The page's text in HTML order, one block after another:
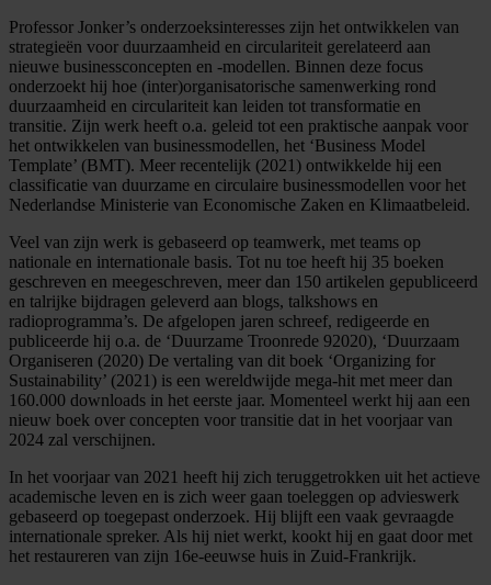
Professor Jonker’s onderzoeksinteresses zijn het ontwikkelen van
strategieën voor duurzaamheid en circulariteit gerelateerd aan
nieuwe businessconcepten en -modellen. Binnen deze focus
onderzoekt hij hoe (inter)organisatorische samenwerking rond
duurzaamheid en circulariteit kan leiden tot transformatie en
transitie. Zijn werk heeft o.a. geleid tot een praktische aanpak voor
het ontwikkelen van businessmodellen, het ‘Business Model
Template’ (BMT). Meer recentelijk (2021) ontwikkelde hij een
classificatie van duurzame en circulaire businessmodellen voor het
Nederlandse Ministerie van Economische Zaken en Klimaatbeleid.
Veel van zijn werk is gebaseerd op teamwerk, met teams op
nationale en internationale basis. Tot nu toe heeft hij 35 boeken
geschreven en meegeschreven, meer dan 150 artikelen gepubliceerd
en talrijke bijdragen geleverd aan blogs, talkshows en
radioprogramma’s. De afgelopen jaren schreef, redigeerde en
publiceerde hij o.a. de ‘Duurzame Troonrede 92020), ‘Duurzaam
Organiseren (2020) De vertaling van dit boek ‘Organizing for
Sustainability’ (2021) is een wereldwijde mega-hit met meer dan
160.000 downloads in het eerste jaar. Momenteel werkt hij aan een
nieuw boek over concepten voor transitie dat in het voorjaar van
2024 zal verschijnen.
In het voorjaar van 2021 heeft hij zich teruggetrokken uit het actieve
academische leven en is zich weer gaan toeleggen op advieswerk
gebaseerd op toegepast onderzoek. Hij blijft een vaak gevraagde
internationale spreker. Als hij niet werkt, kookt hij en gaat door met
het restaureren van zijn 16e-eeuwse huis in Zuid-Frankrijk.